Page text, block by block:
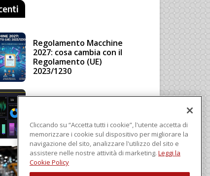
Regolamento Macchine
2027: cosa cambia con il
Regolamento (UE)
2023/1230
in cloud
Sicurezza e conformità, 5
consigli verso il nuovo
Cliccando su “Accetta tutti i cookie”, l'utente accetta di
memorizzare i cookie sul dispositivo per migliorare la
navigazione del sito, analizzare l'utilizzo del sito e
assistere nelle nostre attività di marketing. Leggi la
Cookie Policy